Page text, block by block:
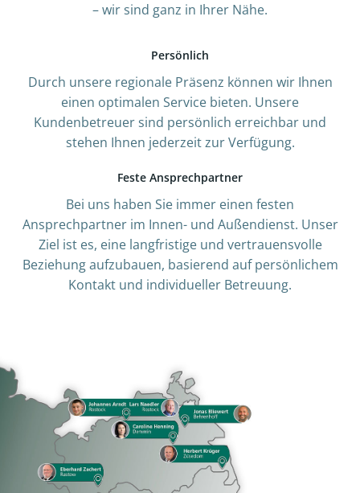
– wir sind ganz in Ihrer Nähe.
Persönlich
Durch unsere regionale Präsenz können wir Ihnen
einen optimalen Service bieten. Unsere
Kundenbetreuer sind persönlich erreichbar und
stehen Ihnen jederzeit zur Verfügung.
Feste Ansprechpartner
Bei uns haben Sie immer einen festen
Ansprechpartner im Innen- und Außendienst. Unser
Ziel ist es, eine langfristige und vertrauensvolle
Beziehung aufzubauen, basierend auf persönlichem
Kontakt und individueller Betreuung.